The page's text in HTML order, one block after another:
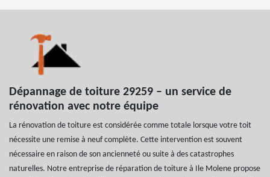
Dépannage de toiture 29259 – un service de
rénovation avec notre équipe
La rénovation de toiture est considérée comme totale lorsque votre toit
nécessite une remise à neuf complète. Cette intervention est souvent
nécessaire en raison de son ancienneté ou suite à des catastrophes
naturelles. Notre entreprise de réparation de toiture à Ile Molene propose